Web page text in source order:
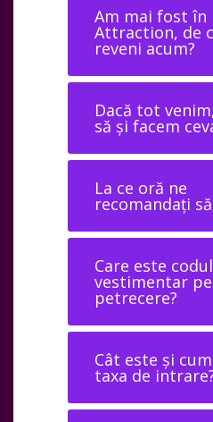
Am mai fost în
Attraction, de
reveni acum?
Dacă tot
să și facem
La ce oră ne
recomandați
Care este codul
vestimentar
petrecere?
Cât este și
taxa de